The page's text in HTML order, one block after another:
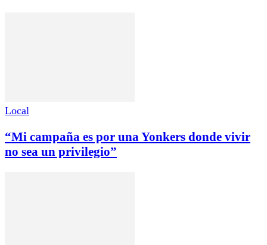
Local
“Mi campaña es por una Yonkers donde vivir
no sea un privilegio”